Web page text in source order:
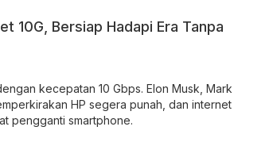
10G, Bersiap Hadapi Era Tanpa
kecepatan 10 Gbps. Elon Musk, Mark
HP segera punah, dan internet
pengganti smartphone.